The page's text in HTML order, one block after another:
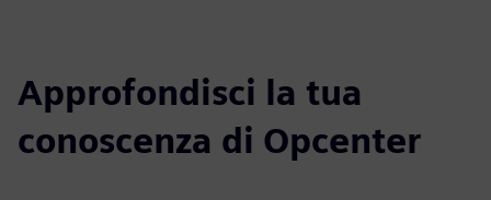
Approfondisci la tua
conoscenza di Opcenter